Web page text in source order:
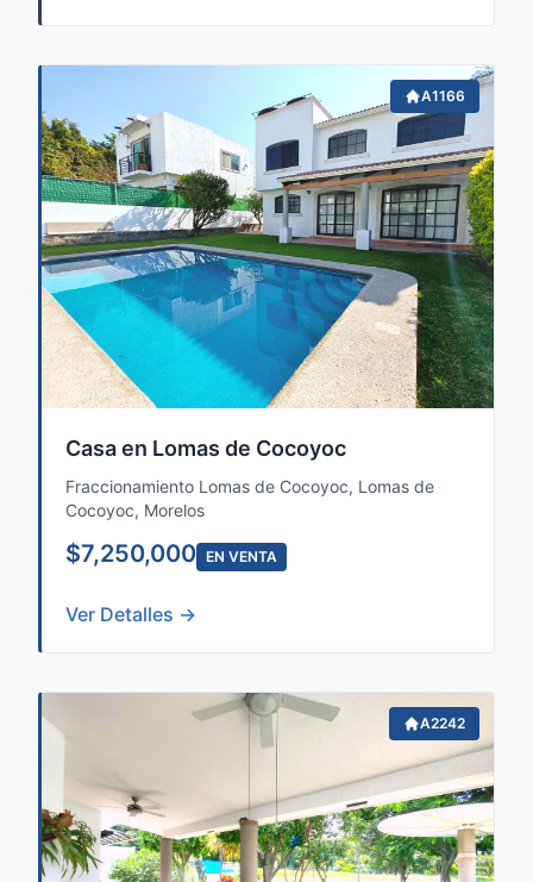
A1166
Casa en Lomas de Cocoyoc
Fraccionamiento Lomas de Cocoyoc, Lomas de
Cocoyoc, Morelos
$7,250,000 EN VENTA
Ver Detalles →
A2242